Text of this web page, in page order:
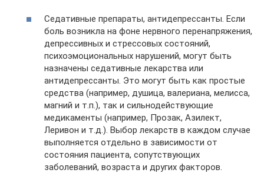
Седативные препараты, антидепрессанты. Если
боль возникла на фоне нервного перенапряжения,
депрессивных и стрессовых состояний,
психоэмоциональных нарушений, могут быть
назначены седативные лекарства или
антидепрессанты. Это могут быть как простые
средства (например, душица, валериана, мелисса,
магний и т.п.), так и сильнодействующие
медикаменты (например, Прозак, Азилект,
Леривон и т.д.). Выбор лекарств в каждом случае
выполняется отдельно в зависимости от
состояния пациента, сопутствующих
заболеваний, возраста и других факторов.